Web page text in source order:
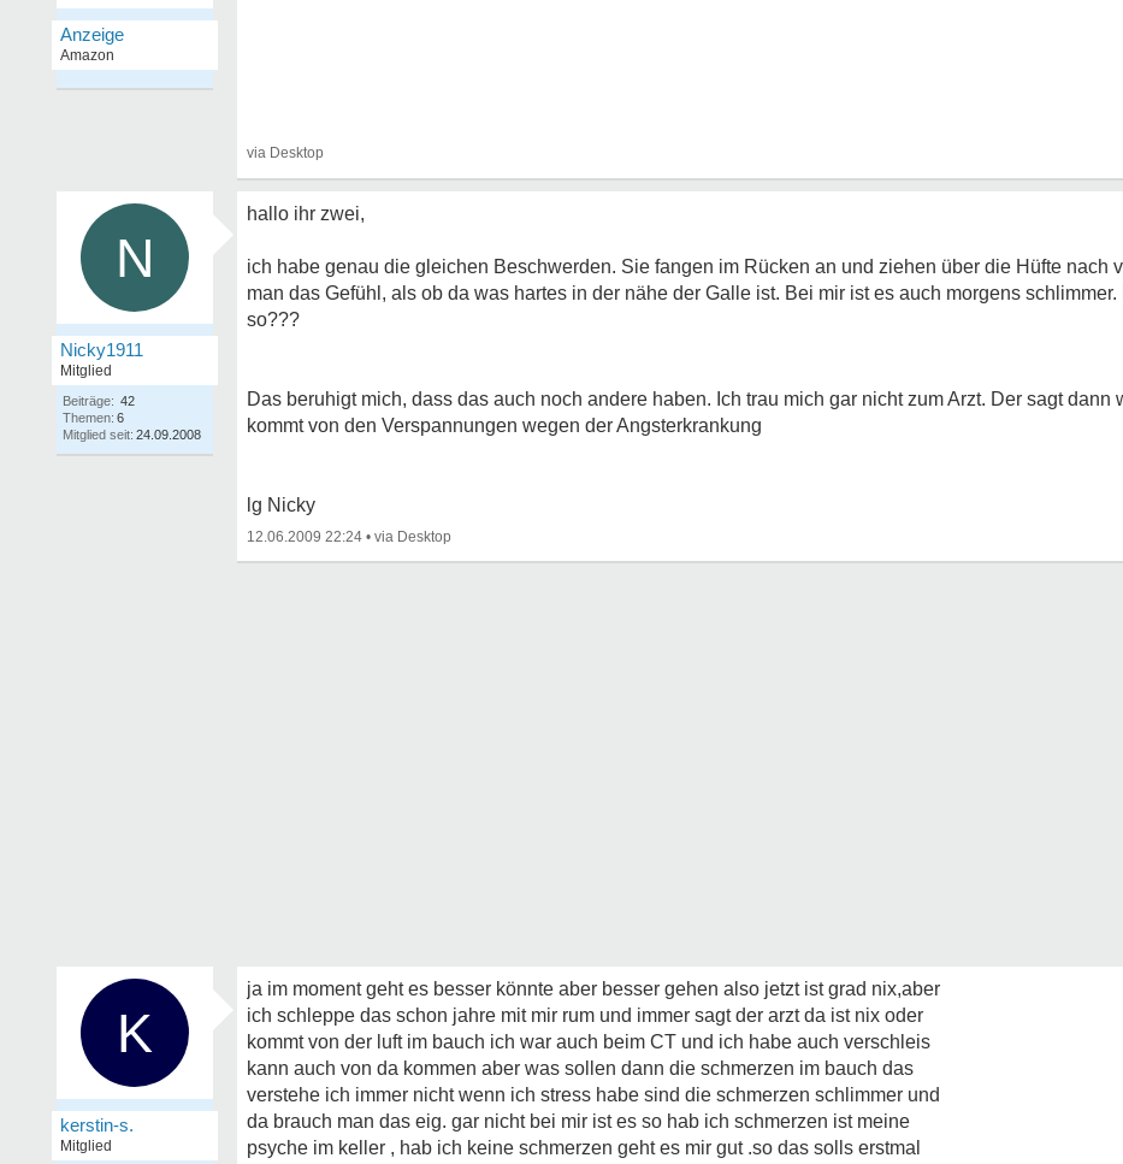
N
Nicky1911
Mitglied
Beiträge: 42
Themen: 6
Mitglied seit: 24.09.2008
hallo ihr zwei,
ich habe genau die gleichen Beschwerden. Sie fangen im Rücken an und ziehen über die Hüfte nach
man das Gefühl, als ob da was hartes in der nähe der Galle ist. Bei mir ist es auch morgens
so???
Das beruhigt mich, dass das auch noch andere haben. Ich trau mich gar nicht zum Arzt. Der sagt dann
kommt von den Verspannungen wegen der Angsterkrankung
lg Nicky
12.06.2009 22:24 •
K
kerstin-s.
Mitglied
ja im moment geht es besser könnte aber besser gehen also jetzt ist grad nix,aber
ich schleppe das schon jahre mit mir rum und immer sagt der arzt da ist nix oder
kommt von der luft im bauch ich war auch beim CT und ich habe auch verschleis
kann auch von da kommen aber was sollen dann die schmerzen im bauch das
verstehe ich immer nicht wenn ich stress habe sind die schmerzen schlimmer und
da brauch man das eig. gar nicht bei mir ist es so hab ich schmerzen ist meine
psyche im keller , hab ich keine schmerzen geht es mir gut .so das solls erstmal